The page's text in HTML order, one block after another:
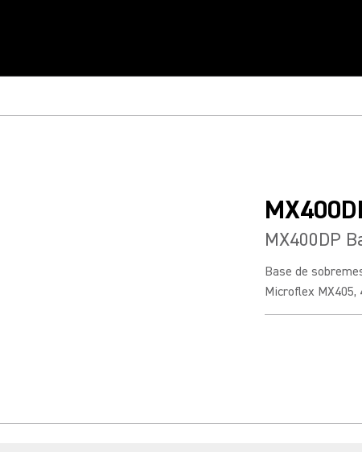
MX400DP
Base de
Microflex MX405,